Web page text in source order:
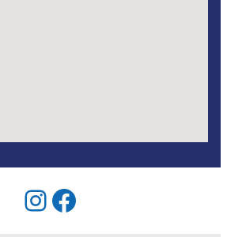
Instagram
Facebook